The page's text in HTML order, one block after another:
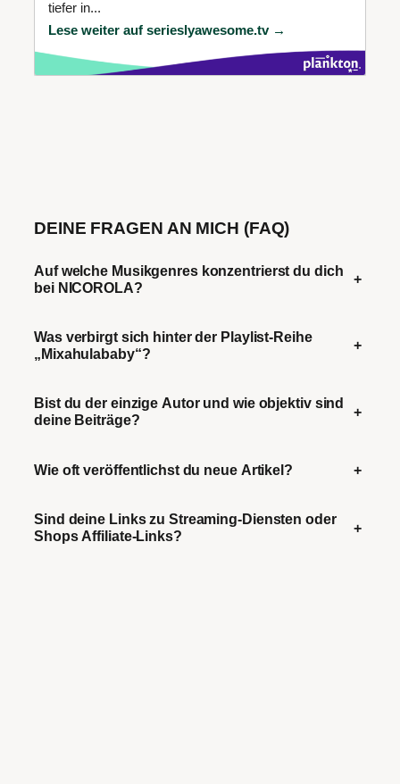
tiefer in...
Lese weiter auf serieslyawesome.tv →
DEINE FRAGEN AN MICH (FAQ)
Auf welche Musikgenres konzentrierst du dich
bei NICOROLA?
+
Was verbirgt sich hinter der Playlist-Reihe
„Mixahulababy“?
+
Bist du der einzige Autor und wie objektiv sind
deine Beiträge?
+
Wie oft veröffentlichst du neue Artikel? +
Sind deine Links zu Streaming-Diensten oder
Shops Affiliate-Links?
+